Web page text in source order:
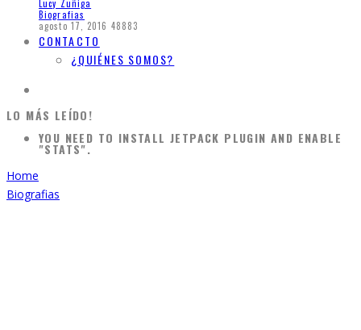
Lucy Zuñiga
Biografias
agosto 17, 2016 48883
CONTACTO
¿QUIÉNES SOMOS?
LO MÁS LEÍDO!
YOU NEED TO INSTALL JETPACK PLUGIN AND ENABLE
"STATS".
Home
Biografias